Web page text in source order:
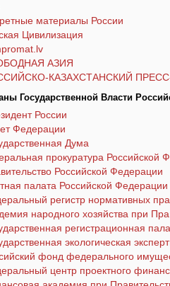
материалы России
Цивилизация
АЗИЯ
КАЗАХСТАНСКИЙ
Государственной Власти
России
Федерации
Дума
прокуратура Российской
Российской Федерации
палата Российской Федерации
регистр нормативных
народного хозяйства при
регистрационная
экологическая
фонд федерального
центр проектного